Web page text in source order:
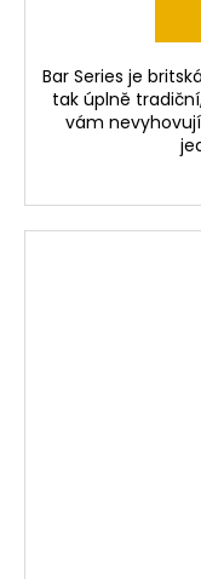
Bar Series je
tak úplně
vám